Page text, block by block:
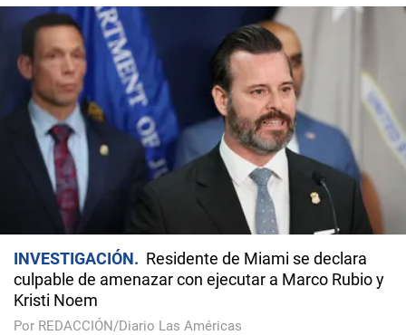
INVESTIGACIÓN
Residente de Miami se declara
culpable de amenazar con ejecutar a Marco Rubio y
Kristi Noem
Por REDACCIÓN/Diario Las Américas